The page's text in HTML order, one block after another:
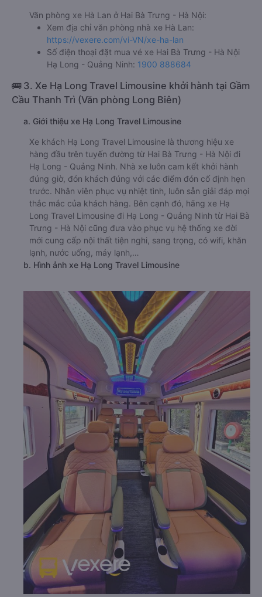
Văn phòng xe Hà Lan ở Hai Bà Trưng - Hà Nội:
Xem địa chỉ văn phòng nhà xe Hà Lan:
https://vexere.com/vi-VN/xe-ha-lan
Số điện thoại đặt mua vé xe Hai Bà Trưng - Hà Nội
Hạ Long - Quảng Ninh: 1900 888684
🚌 3. Xe Hạ Long Travel Limousine khởi hành tại Gầm
Cầu Thanh Trì (Văn phòng Long Biên)
a. Giới thiệu xe Hạ Long Travel Limousine
Xe khách Hạ Long Travel Limousine là thương hiệu xe
hàng đầu trên tuyến đường từ Hai Bà Trưng - Hà Nội đi
Hạ Long - Quảng Ninh. Nhà xe luôn cam kết khởi hành
đúng giờ, đón khách đúng với các điểm đón cố định hẹn
trước. Nhân viên phục vụ nhiệt tình, luôn sẵn giải đáp mọi
thắc mắc của khách hàng. Bên cạnh đó, hãng xe Hạ
Long Travel Limousine đi Hạ Long - Quảng Ninh từ Hai Bà
Trưng - Hà Nội cũng đưa vào phục vụ hệ thống xe đời
mới cung cấp nội thất tiện nghi, sang trọng, có wifi, khăn
lạnh, nước uống, máy lạnh,…
b. Hình ảnh xe Hạ Long Travel Limousine